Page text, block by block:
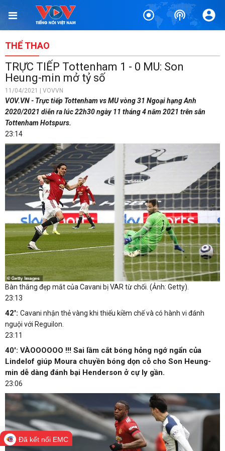
THỂ THAO
TRỰC TIẾP Tottenham 1 - 0 MU: Son
Heung-min mở tỷ số
11/04/2021 | VOVVN
VOV.VN - Trực tiếp Tottenham vs MU vòng 31 Ngoại hạng Anh
2020/2021 diễn ra lúc 22h30 ngày 11 tháng 4 năm 2021 trên sân
Tottenham Hotspurs.
23:14
Bàn thắng đẹp mắt của Cavani bị VAR từ chối. (Ảnh: Getty).
23:13
42': Cavani nhận thẻ vàng khi thiếu kiềm chế và có hành vi đánh
nguội với Reguilon.
23:11
40': VÀOOOOOO !!! Sai lầm cắt bóng hỏng ngớ ngẩn của
Lindelof giúp Moura chuyền bóng dọn cỗ cho Son Heung-
min dễ dàng đánh bại Henderson ở cự ly gần.
23:06
Đã kết nối EMC